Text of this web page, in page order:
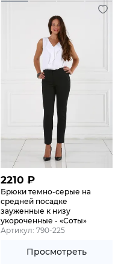
2210 ₽
Брюки темно-серые на
средней посадке
зауженные к низу
укороченные - «Соты»
Артикул: 790-225
Просмотреть